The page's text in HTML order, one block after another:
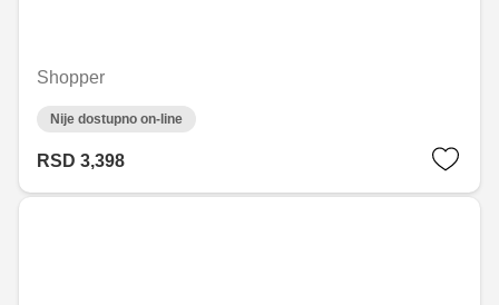
Shopper
Nije dostupno on-line
RSD 3,398